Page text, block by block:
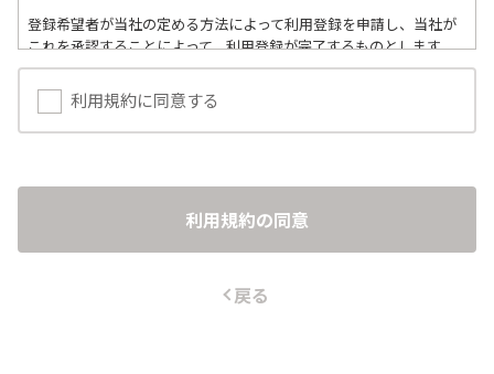
登録希望者が当社の定める方法によって利用登録を申請し、当社が
これを承認することによって、利用登録が完了するものとします。
当社は、利用登録の申請者に以下の事由があると判断した場合、利
用登録の申請を承認しないことがあり、その理由については一切の
開示義務を負わないものとします。
3. その他、当社が利用登録を相当でないと判断した場合
ユーザーは、自己の責任において、本サービスのユーザーIDおよび
利用規約に同意する
利用規約の同意
戻る